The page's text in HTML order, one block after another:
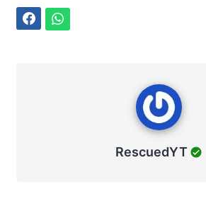
RescuedYT